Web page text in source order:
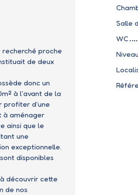
proche
de deux
donc un
à l'avant de la
profiter d'une
à aménager
ainsi que le
une
exceptionnelle.
disponibles
découvrir cette
de nos
Salle
WC